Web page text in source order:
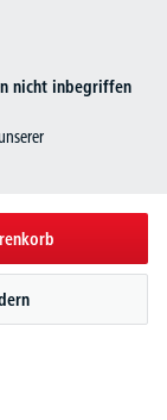
nicht inbegriffen